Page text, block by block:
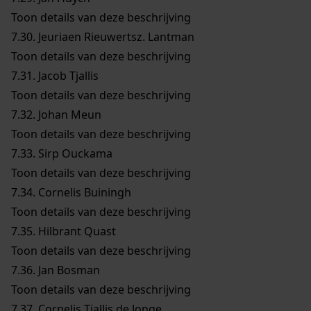
Toon details van deze beschrijving
7.30. Jeuriaen Rieuwertsz. Lantman
Toon details van deze beschrijving
7.31. Jacob Tjallis
Toon details van deze beschrijving
7.32. Johan Meun
Toon details van deze beschrijving
7.33. Sirp Ouckama
Toon details van deze beschrijving
7.34. Cornelis Buiningh
Toon details van deze beschrijving
7.35. Hilbrant Quast
Toon details van deze beschrijving
7.36. Jan Bosman
Toon details van deze beschrijving